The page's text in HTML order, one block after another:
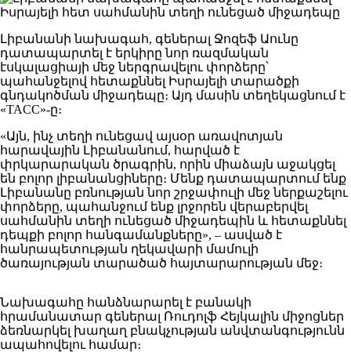
Լիբանանի նախագահ, գեներալ Ջոզեֆ Աունը
դատապարտել է երկիրը նոր ռազմական
էսկալացիայի մեջ ներգրավելու փորձերը՝
պահանջելով հետաքննել Իսրայելի տարածքի
գնդակոծման միջադեպը։ Այդ մասին տեղեկացնում է
«TACC»-ը։
«Այն, ինչ տեղի ունեցավ այսօր առավոտյան
հարավային Լիբանանում, հարված է
փրկարարական ծրագրին, որին միաձայն աջակցել
են բոլոր լիբանանցիները։ Մենք դատապարտում ենք
Լիբանանը բռնության նոր շրջափուլի մեջ ներքաշելու
փորձերը, պահանջում ենք լրջորեն վերաբերվել
սահմանին տեղի ունեցած միջադեպին և հետաքննել
դեպքի բոլոր հանգամանքները», – ասված է
հանրապետության ղեկավարի մամուլի
ծառայության տարածած հայտարարության մեջ։
Նախագահը հանձնարարել է բանակի
հրամանատար գեներալ Ռուդոլֆ Հեյկալին միջոցներ
ձեռնարկել խաղաղ բնակչության անվտանգությունն
ապահովելու համար։